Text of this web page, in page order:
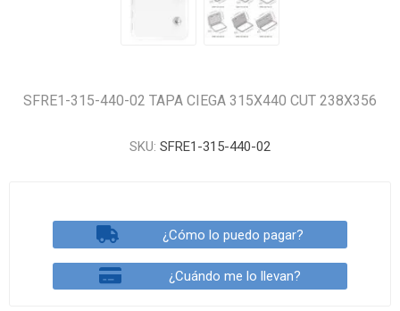
SFRE1-315-440-02 TAPA CIEGA 315X440 CUT 238X356
SKU: SFRE1-315-440-02
¿Cómo lo puedo pagar?
¿Cuándo me lo llevan?